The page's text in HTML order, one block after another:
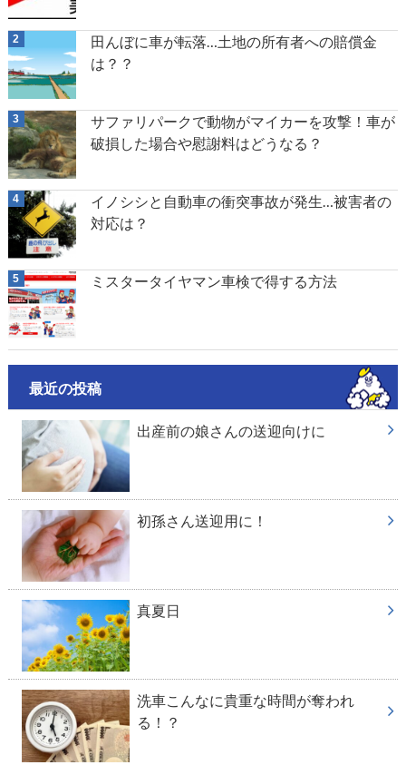
田んぼに車が転落…土地の所有者への賠償金
は？？
サファリパークで動物がマイカーを攻撃！車が
破損した場合や慰謝料はどうなる？
イノシシと自動車の衝突事故が発生…被害者の
対応は？
ミスタータイヤマン車検で得する方法
最近の投稿
出産前の娘さんの送迎向けに
初孫さん送迎用に！
真夏日
洗車こんなに貴重な時間が奪われ
る！？